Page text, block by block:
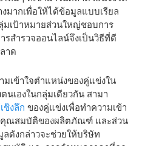
มากเพื่อให้ได้ข้อมูลแบบเรียล
มเป้าหมายส่วนใหญ่ชอบการ
สํารวจออนไลน์จึงเป็นวิธีที่ดี
าด
เข้าใจตําแหน่งของคู่แข่งใน
เองในกลุ่มเดียวกัน สามา
ชิงลึก ของคู่แข่งเพื่อทําความเข้า
คุณสมบัติของผลิตภัณฑ์ และส่วน
ดังกล่าวจะช่วยให้บริษัท